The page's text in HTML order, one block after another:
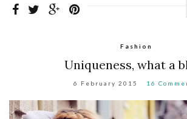
Fashion
Uniqueness, what a
6 February 2015 16